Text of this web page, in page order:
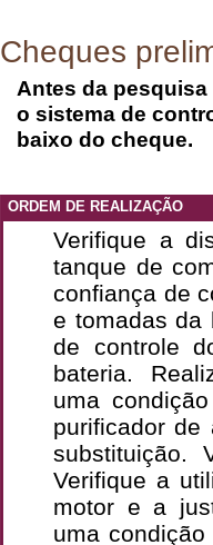
Cheques
Antes da
o sistema de
baixo do cheque.
ORDEM DE REALIZAÇÃO
Verifique a
tanque de
confiança de
e tomadas da
de controle
bateria.
uma
purificador de
substituição.
Verifique a
motor e a
uma